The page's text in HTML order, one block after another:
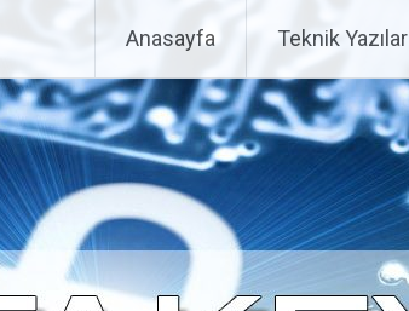
Anasayfa Teknik Yazılar